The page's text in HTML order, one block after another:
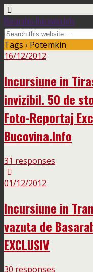
Basarabia-Bucovina.Info
Tags › Potemkin
16/12/2012
Incursiune in
invizibil. 50 de
Foto-Reportaj
Bucovina.Info
31 responses
01/12/2012
Incursiune in
vazuta de
EXCLUSIV
30 responses